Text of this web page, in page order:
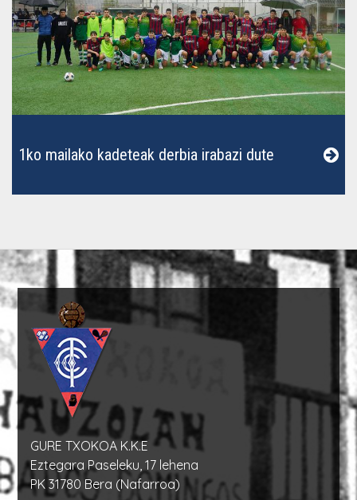
1ko mailako kadeteak derbia irabazi dute
GURE TXOKOA K.K.E
Eztegara Paseleku, 17 lehena
PK 31780 Bera (Nafarroa)